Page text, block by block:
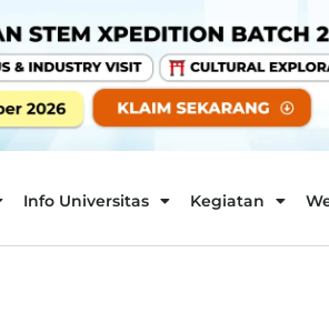
Info Universitas Kegiatan